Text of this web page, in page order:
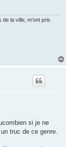
de la ville, m'ont pris
si je ne
truc de ce genre.